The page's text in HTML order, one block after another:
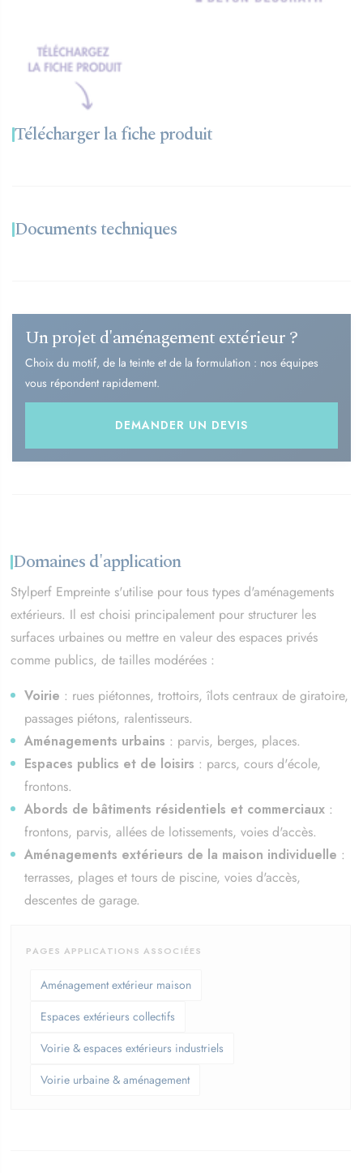
Télécharger la fiche produit
Documents techniques
Un projet d'aménagement extérieur ?
Choix du motif, de la teinte et de la formulation : nos équipes
vous répondent rapidement.
DEMANDER UN DEVIS
Domaines d'application
Stylperf Empreinte s'utilise pour tous types d'aménagements
extérieurs. Il est choisi principalement pour structurer les
surfaces urbaines ou mettre en valeur des espaces privés
comme publics, de tailles modérées :
Voirie : rues piétonnes, trottoirs, îlots centraux de giratoire,
passages piétons, ralentisseurs.
Aménagements urbains : parvis, berges, places.
Espaces publics et de loisirs : parcs, cours d'école,
frontons.
Abords de bâtiments résidentiels et commerciaux :
frontons, parvis, allées de lotissements, voies d'accès.
Aménagements extérieurs de la maison individuelle :
terrasses, plages et tours de piscine, voies d'accès,
descentes de garage.
PAGES APPLICATIONS ASSOCIÉES
Aménagement extérieur maison
Espaces extérieurs collectifs
Voirie & espaces extérieurs industriels
Voirie urbaine & aménagement